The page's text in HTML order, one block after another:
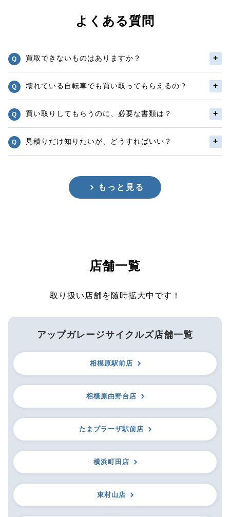
よくある質問
買取できないものはありますか？
壊れている自転車でも買い取ってもらえるの？
買い取りしてもらうのに、必要な書類は？
見積りだけ知りたいが、どうすればいい？
もっと見る
店舗一覧
取り扱い店舗を随時拡大中です！
アップガレージサイクルズ店舗一覧
相模原駅前店
相模原由野台店
たまプラーザ駅前店
横浜町田店
東村山店